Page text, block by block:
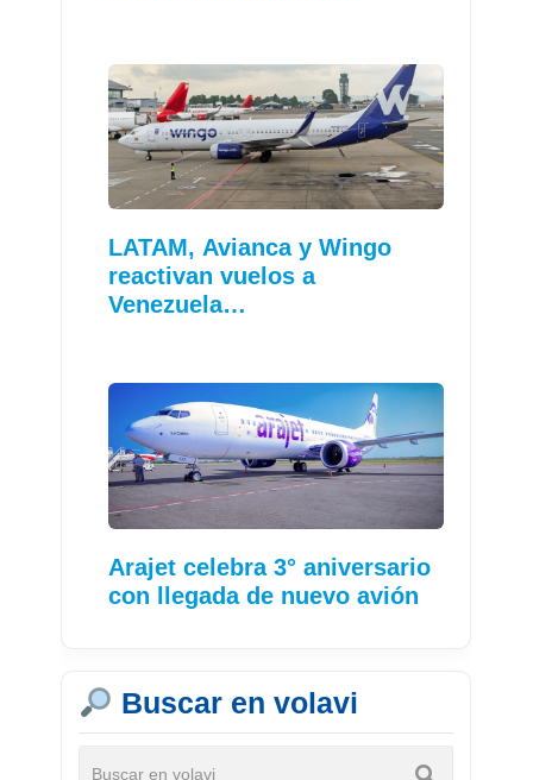
LATAM, Avianca y Wingo
reactivan vuelos a
Venezuela…
Arajet celebra 3° aniversario
con llegada de nuevo avión
Buscar en volavi